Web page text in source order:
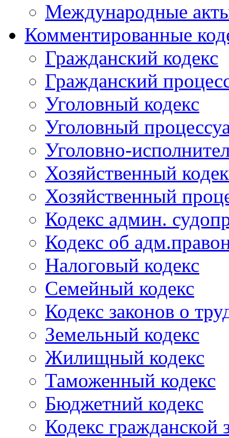
Международные
Комментированные
Гражданский кодекс
Гражданский
Уголовный кодекс
Уголовный
Уголовно-
Хозяйственный
Хозяйственный
Кодекс админ.
Кодекс об
Налоговый кодекс
Семейный кодекс
Кодекс законов о
Земельный кодекс
Жилищный кодекс
Таможенный кодекс
Бюджетний кодекс
Кодекс гражданской